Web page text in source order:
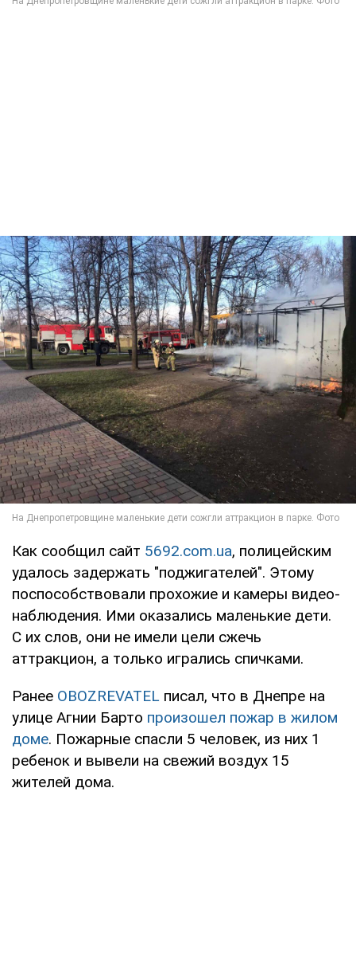
Как сообщил сайт 5692.com.ua, полицейским
удалось задержать "поджигателей". Этому
поспособствовали прохожие и камеры видео-
наблюдения. Ими оказались маленькие дети.
С их слов, они не имели цели сжечь
аттракцион, а только игрались спичками.
Ранее OBOZREVATEL писал, что в Днепре на
улице Агнии Барто произошел пожар в жилом
доме. Пожарные спасли 5 человек, из них 1
ребенок и вывели на свежий воздух 15
жителей дома.